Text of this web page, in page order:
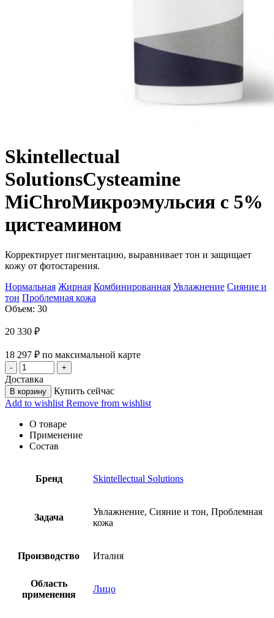
Skintellectual
SolutionsCysteamine
MiChroМикроэмульсия с 5%
цистеамином
Корректирует пигментацию, выравнивает тон и защищает
кожу от фотостарения.
Нормальная Жирная Комбинированная Увлажнение Сияние и
тон Проблемная кожа
Объем: 30
20 330 ₽
18 297 ₽ по максимальной карте
Доставка
В корзину
Купить сейчас
Add to wishlist Remove from wishlist
О товаре
Применение
Состав
Бренд Skintellectual Solutions
Задача
Увлажнение, Сияние и тон, Проблемная
кожа
Производство Италия
Область
применения
Лицо